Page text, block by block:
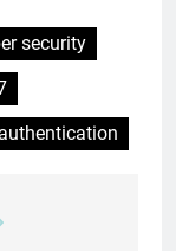
security